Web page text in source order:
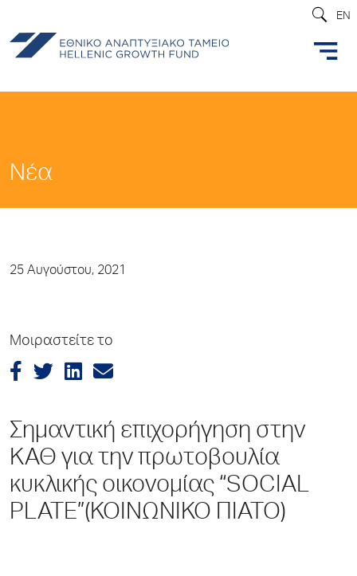
EN
Νέα
25 Αυγούστου, 2021
Μοιραστείτε το
Σημαντική επιχορήγηση στην
ΚΑΘ για την πρωτοβουλία
κυκλικής οικονομίας “SOCIAL
PLATE”(ΚΟΙΝΩΝΙΚΟ ΠΙΑΤΟ)